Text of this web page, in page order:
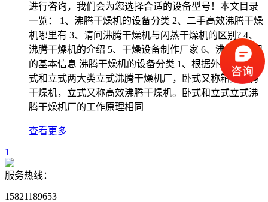
进行咨询，我们会为您选择合适的设备型号！本文目录
一览： 1、沸腾干燥机的设备分类 2、二手高效沸腾干燥
机哪里有 3、请问沸腾干燥机与闪蒸干燥机的区别? 4、
沸腾干燥机的介绍 5、干燥设备制作厂家 6、沸腾干燥机
的基本信息 沸腾干燥机的设备分类 1、根据外型分为卧
式和立式两大类立式沸腾干燥机厂，卧式又称箱式沸腾
干燥机，立式又称高效沸腾干燥机。卧式和立式立式沸
腾干燥机厂的工作原理相同
查看更多
1
服务热线：
15821189653